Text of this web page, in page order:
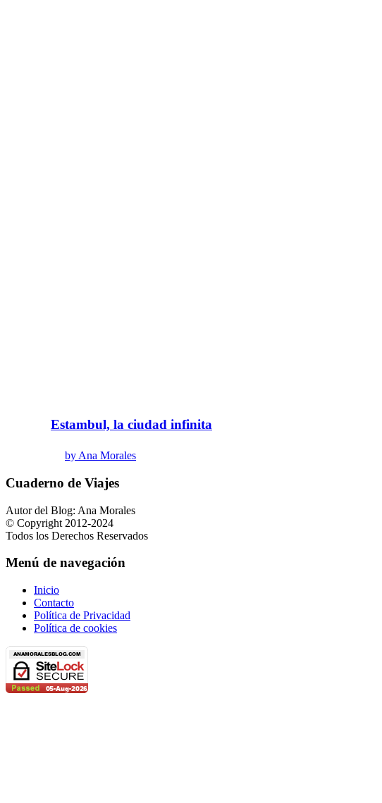
Estambul, la ciudad infinita
by Ana Morales
Cuaderno de Viajes
Autor del Blog: Ana Morales
© Copyright 2012-2024
Todos los Derechos Reservados
Menú de navegación
Inicio
Contacto
Política de Privacidad
Política de cookies